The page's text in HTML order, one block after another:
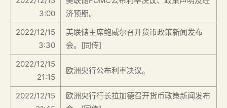
3:00
济预期。
2022/12/15
3:30
美联储主席鲍威尔召开货币政策新闻发布
会。[同传]
2022/12/15
21:15
欧洲央行公布利率决议。
2022/12/15
欧洲央行行长拉加德召开货币政策新闻发布